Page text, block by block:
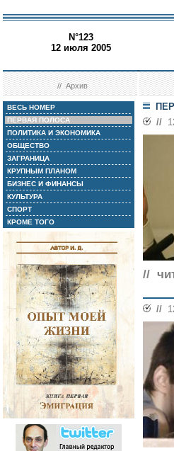
N°123
12 июля 2005
//Архив
ВЕСЬ НОМЕР
ПЕРВАЯ ПОЛОСА
ПОЛИТИКА И ЭКОНОМИКА
ОБЩЕСТВО
ЗАГРАНИЦА
КРУПНЫМ ПЛАНОМ
БИЗНЕС И ФИНАНСЫ
КУЛЬТУРА
СПОРТ
КРОМЕ ТОГО
//
//
//